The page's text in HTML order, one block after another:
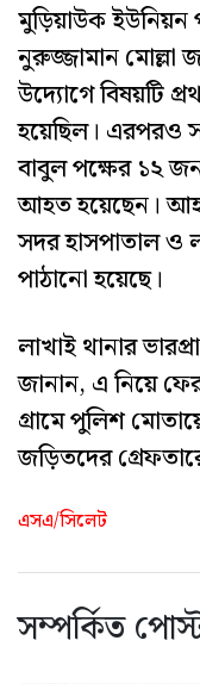
মুড়িয়াউক ইউনিয়ন
নুরুজ্জামান মোল্লা
উদ্যোগে বিষয়টি
হয়েছিল। এরপরও
বাবুল পক্ষের ১২
আহত হয়েছেন।
সদর হাসপাতাল ও
পাঠানো হয়েছে।
লাখাই থানার
জানান, এ নিয়ে
গ্রামে পুলিশ
জড়িতদের
এসএ/সিলেট
সম্পর্কিত